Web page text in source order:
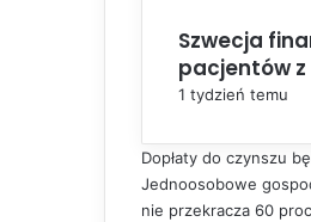
Szwecja
pacjentów z
1 tydzień temu
Dopłaty do czynszu
Jednoosobowe
nie przekracza 60